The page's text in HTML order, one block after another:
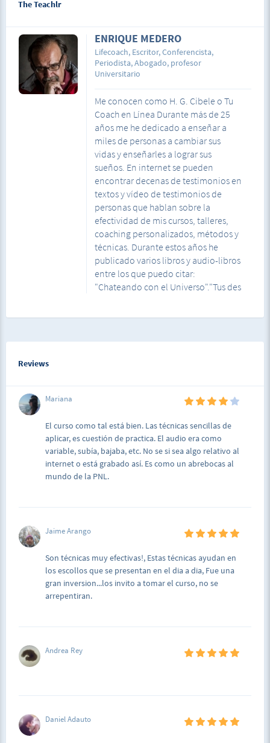
inmunológico reacciones de forma normal.
Aplicación guiada de Técnica de PNL para disminuir
y eliminar alergias. Con esta técnica se enseña al
sistema inmunológico a evitar reaccionar de
manera exagerada ante un estímulo externo.
The Teachlr
ENRIQUE MEDERO
Lifecoach, Escritor, Conferencista,
Periodista, Abogado, profesor
Universitario
Me conocen como H. G. Cibele o Tu
Coach en Línea Durante más de 25
años me he dedicado a enseñar a
miles de personas a cambiar sus
vidas y enseñarles a lograr sus
sueños. En internet se pueden
encontrar decenas de testimonios en
textos y vídeo de testimonios de
personas que hablan sobre la
efectividad de mis cursos, talleres,
coaching personalizados, métodos y
técnicas. Durante estos años he
publicado varios libros y audio-libros
entre los que puedo citar:
"Chateando con el Universo"."Tus des
Reviews
Mariana
El curso como tal está bien. Las técnicas sencillas de
aplicar, es cuestión de practica. El audio era como
variable, subía, bajaba, etc. No se si sea algo relativo al
internet o está grabado así. Es como un abrebocas al
mundo de la PNL.
Jaime Arango
Son técnicas muy efectivas!, Estas técnicas ayudan en
los escollos que se presentan en el dia a dia, Fue una
gran inversion...los invito a tomar el curso, no se
arrepentiran.
Andrea Rey
Daniel Adauto